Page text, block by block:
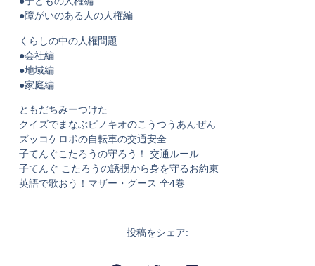
●障がいのある人の人権編
くらしの中の人権問題
●会社編
●地域編
●家庭編
ともだちみーつけた
クイズでまなぶピノキオのこうつうあんぜん
ズッコケロボの自転車の交通安全
子てんぐこたろうの守ろう！ 交通ルール
子てんぐ こたろうの誘拐から身を守るお約束
英語で歌おう！マザー・グース 全4巻
投稿をシェア: